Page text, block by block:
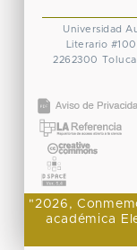
Universidad
Literario
2262300
"2026,
académica